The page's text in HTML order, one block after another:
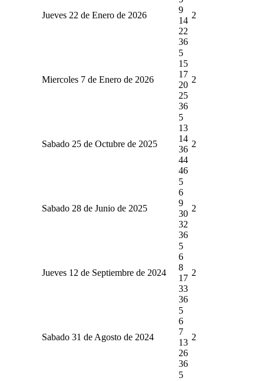
Jueves 22 de Enero de 2026
9
14
22
36
2
Miercoles 7 de Enero de 2026
5
15
17
20
25
36
2
Sabado 25 de Octubre de 2025
5
13
14
36
44
46
2
Sabado 28 de Junio de 2025
5
6
9
30
32
36
2
Jueves 12 de Septiembre de 2024
5
6
8
17
33
36
2
Sabado 31 de Agosto de 2024
5
6
7
13
26
36
2
5